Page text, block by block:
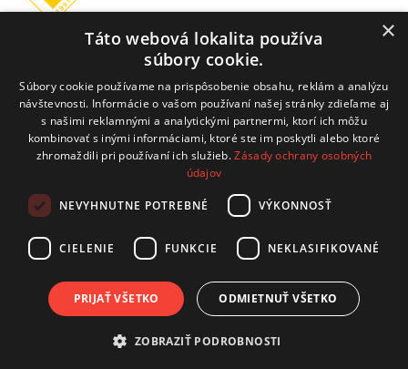
Hrachovište 255, 916 16 Hrachovište
Tel:+32 / 779 03 02
E-mail:obecnyurad@hrachoviste.sk
Hviezdoslavova 19, 915 01 Nové Mesto nad Váhom
kontakt:
info@comtec.sk
tvorba webov:CB Media, s.r.o.
Posledná aktualizácia
Úradná tabuľa 2026-08-03
×
Táto webová lokalita používa
súbory cookie.
Súbory cookie používame na prispôsobenie obsahu, reklám a analýzu
návštevnosti. Informácie o vašom používaní našej stránky zdieľame aj
s našimi reklamnými a analytickými partnermi, ktorí ich môžu
kombinovať s inými informáciami, ktoré ste im poskytli alebo ktoré
zhromaždili pri používaní ich služieb.Zásady ochrany osobných
údajov
NEVYHNUTNE POTREBNÉ VÝKONNOSŤ
CIELENIE FUNKCIE NEKLASIFIKOVANÉ
PRIJAŤ VŠETKO ODMIETNUŤ VŠETKO
ZOBRAZIŤ PODROBNOSTI